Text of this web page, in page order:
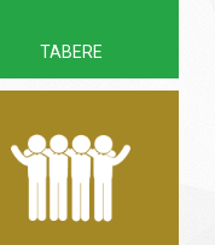
TABERE